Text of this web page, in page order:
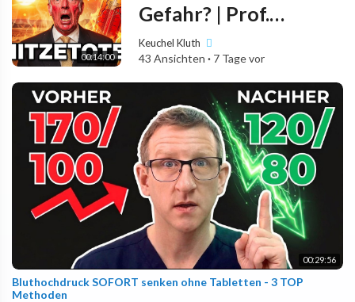
00:14:00
Gefahr? | Prof.
Homburg
Keuchel Kluth
43 Ansichten · 7 Tage vor
00:29:56
Bluthochdruck SOFORT senken ohne Tabletten - 3 TOP
Methoden